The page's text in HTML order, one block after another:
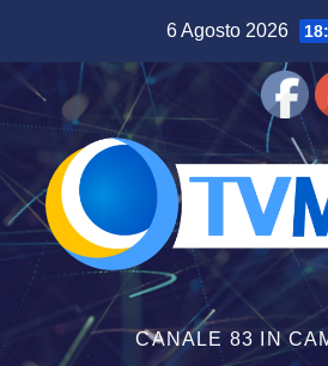
contenuto
6 Agosto 2026
CANALE 83 IN